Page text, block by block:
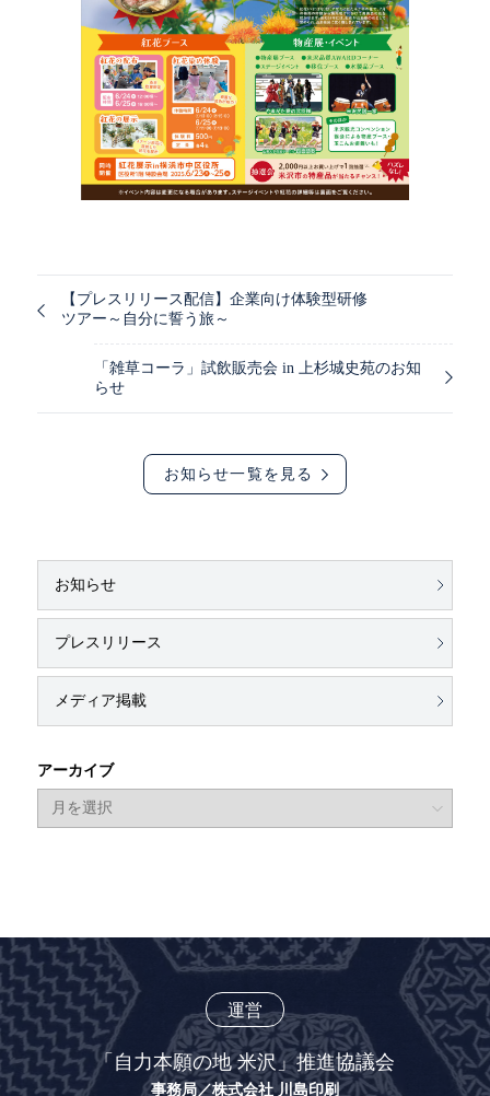
【プレスリリース配信】企業向け体験型研修
ツアー～自分に誓う旅～
「雑草コーラ」試飲販売会 in 上杉城史苑のお知
らせ
お知らせ一覧を見る
お知らせ
プレスリリース
メディア掲載
アーカイブ
運営
「自力本願の地 米沢」推進協議会
事務局／株式会社 川島印刷